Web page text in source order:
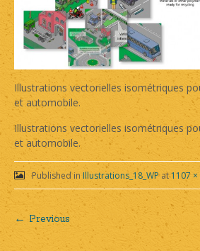
Illustrations vectorielles isométriques
et automobile.
Illustrations vectorielles isométriques
et automobile.
Published in Illustrations_18_WPat1107 ×
Post
← Previous